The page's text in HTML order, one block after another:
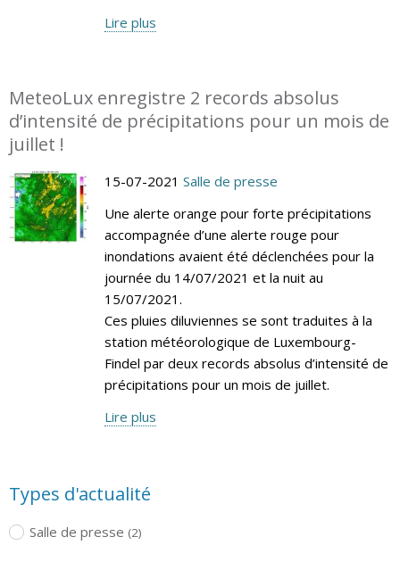
Lire plus
MeteoLux enregistre 2 records absolus
d’intensité de précipitations pour un mois de
juillet !
15-07-2021 Salle de presse
Une alerte orange pour forte précipitations
accompagnée d’une alerte rouge pour
inondations avaient été déclenchées pour la
journée du 14/07/2021 et la nuit au
15/07/2021.
Ces pluies diluviennes se sont traduites à la
station météorologique de Luxembourg-
Findel par deux records absolus d’intensité de
précipitations pour un mois de juillet.
Lire plus
Types d'actualité
Salle de presse (2)